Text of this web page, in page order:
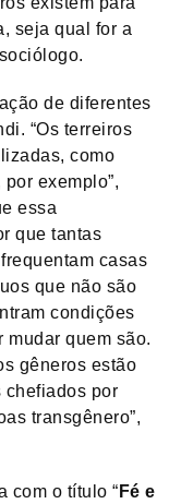
seja qual for a
de diferentes
“Os terreiros
como
exemplo”,
essa
que tantas
casas
que não são
condições
mudar quem são.
gêneros estão
chefiados por
transgênero”,
com o título “ Fé e